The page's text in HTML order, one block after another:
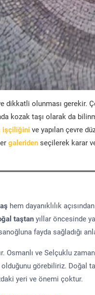
dikkatli olunması gerekir.
kozak taşı olarak da
işçiliğini ve yapılan çevre
galeriden seçilerek karar
hem dayanıklılık
taştan yıllar öncesinde
fayda sağladığı
Osmanlı ve Selçuklu
görebiliriz. Doğal
yeri ve önemi çoktur.